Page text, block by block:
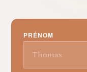
PRÉNOM